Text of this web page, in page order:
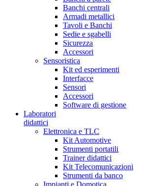
Banchi centrali
Armadi metallici
Tavoli e Banchi
Sedie e sgabelli
Sicurezza
Accessori
Sensoristica
Kit ed esperimenti
Interfacce
Sensori
Accessori
Software di gestione
Laboratori
didattici
Elettronica e TLC
Kit Automotive
Strumenti portatili
Trainer didattici
Kit Telecomunicazioni
Strumenti da banco
Impianti e Domotica